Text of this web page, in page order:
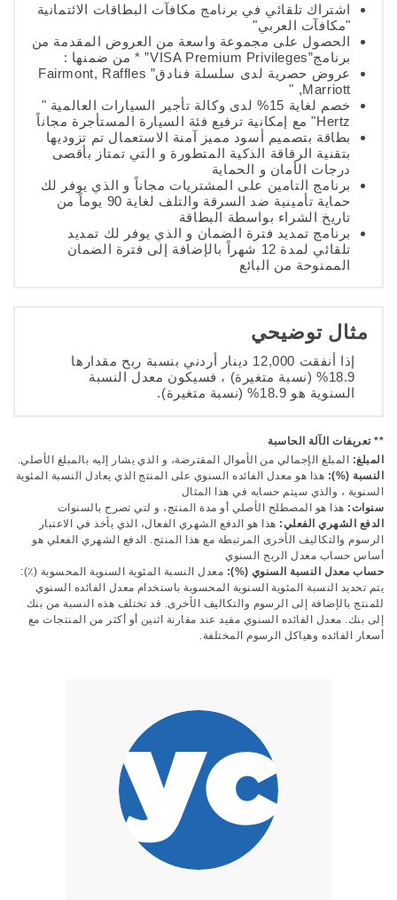
اشتراك تلقائي في برنامج مكافآت البطاقات الائتمانية
"مكافآت العربي"
الحصول على مجموعة واسعة من العروض المقدمة من
برنامج”VISA Premium Privileges” * من ضمنها :
عروض حصرية لدى سلسلة فنادق” Fairmont, Raffles
,Marriott "
خصم لغاية 15% لدى وكالة تأجير السيارات العالمية "
Hertz" مع إمكانية ترفيع فئة السيارة المستأجرة مجاناً
بطاقة بتصميم أسود مميز آمنة الاستعمال تم تزوديها
بتقنية الرقاقة الذكية المتطورة و التي تمتاز بأقصى
درجات الأمان و الحماية
برنامج التامين على المشتريات مجاناً و الذي يوفر لك
حماية تأمينية ضد السرقة والتلف لغاية 90 يوماً من
تاريخ الشراء بواسطة البطاقة
برنامج تمديد فترة الضمان و الذي يوفر لك تمديد
تلقائي لمدة 12 شهراً بالإضافة إلى فترة الضمان
الممنوحة من البائع
مثال توضيحي
إذا أنفقت 12,000 دينار أردني بنسبة ربح مقدارها
18.9% (نسبة متغيرة) ، فسيكون معدل النسبة
السنوية هو 18.9% (نسبة متغيرة)
.
** تعريفات الآلة الحاسبة
المبلغ: المبلغ الإجمالي من الأموال المقترضة، و الذي يشار إليه بالمبلغ الأصلي.
النسبة (%): هذا هو معدل الفائده السنوي على المنتج الذي يعادل النسبة المئوية
السنوية ، والذي سيتم حسابه في هذا المثال
سنوات: هذا هو المصطلح الأصلي أو مدة المنتج، و لتي تصرح بالسنوات
الدفع الشهري الفعلي: هذا هو الدفع الشهري الفعال، الذي يأخذ في الاعتبار
الرسوم والتكاليف الأخرى المرتبطة مع هذا المنتج. الدفع الشهري الفعلي هو
أساس حساب معدل الربح السنوي
حساب معدل النسبة السنوي (%): معدل النسبة المئوية السنوية المحسوبة (٪):
يتم تحديد النسبة المئوية السنوية المحسوبة باستخدام معدل الفائده السنوي
للمنتج بالإضافة إلى الرسوم والتكاليف الأخرى. قد تختلف هذه النسبة من بنك
إلى بنك. معدل الفائده السنوي مفيد عند مقارنة اثنين أو أكثر من المنتجات مع
أسعار الفائده وهياكل الرسوم المختلفة.